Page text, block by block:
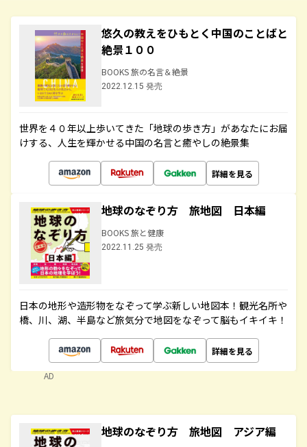
悠久の教えをひもとく中国のことばと
絶景１００
BOOKS 旅の名言＆絶景
2022.12.15 発売
世界を４０年以上歩いてきた「地球の歩き方」があなたにお届
けする、人生を輝かせる中国の名言と癒やしの絶景集
詳細を見る
地球のなぞり方 旅地図 日本編
BOOKS 旅と健康
2022.11.25 発売
日本の地形や造形物をなぞって学ぶ新しい地図本！観光名所や
橋、川、湖、半島など旅気分で地図をなぞって脳もイキイキ！
詳細を見る
AD
地球のなぞり方 旅地図 アジア編